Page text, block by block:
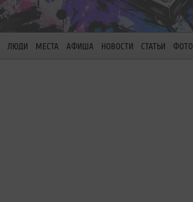
ЛЮДИ МЕСТА АФИША НОВОСТИ СТАТЬИ ФОТО